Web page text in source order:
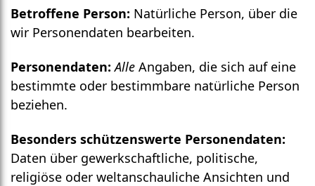
Betroffene Person: Natürliche Person, über die
wir Personen­daten bearbeiten.
Personen­daten: Alle Angaben, die sich auf eine
bestimmte oder bestimmbare natürliche Person
beziehen.
Besonders schützenswerte Personen­daten:
Daten über gewerk­schaftliche, politische,
religiöse oder welt­anschauliche Ansichten und